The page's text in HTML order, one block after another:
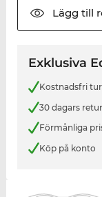
Lägg till
Exklusiva
Kostnadsfri
30 dagars
Förmånliga
Köp på konto